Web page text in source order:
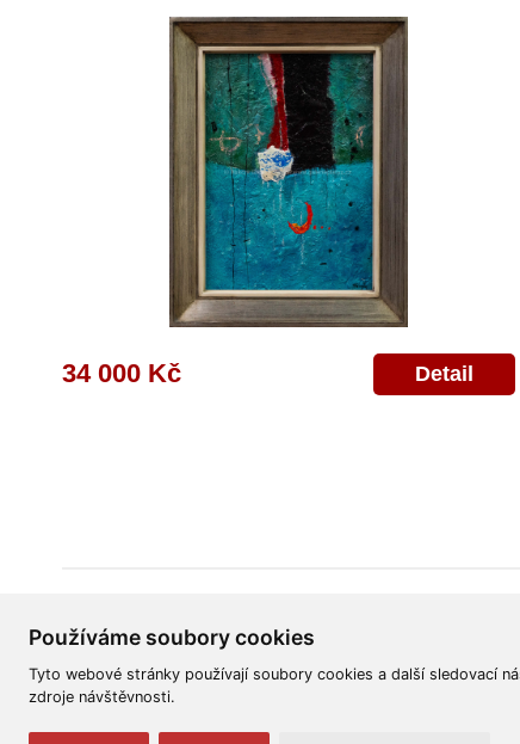
Používáme soubory cookies
Tyto webové stránky používají soubory cookies a další sledovací
zdroje návštěvnosti.
34 000 Kč Detail